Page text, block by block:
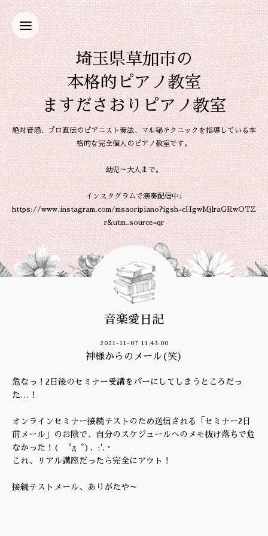
埼玉県草加市の
本格的ピアノ教室
ますださおりピアノ教室
絶対音感、プロ直伝のピアニスト奏法、マル秘テクニックを指導している本
格的な完全個人のピアノ教室です。
幼児～大人まで。
インスタグラムで演奏配信中↓
https://www.instagram.com/msaoripiano?igsh=cHgwMjlraGRwOTZ
r&utm_source=qr
音楽愛日記
2021-11-07 11:43:00
神様からのメール(笑)
危なっ！2日後のセミナー受講をパーにしてしまうところだっ
た…！
オンラインセミナー接続テストのため送信される「セミナー2日
前メール」のお陰で、自分のスケジュールへのメモ抜け落ちで危
なかった！( ゜д゜)、;'.・
これ、リアル講座だったら完全にアウト！
接続テストメール、ありがたや～